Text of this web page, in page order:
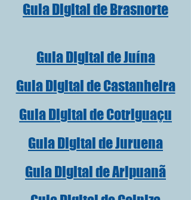
Guia Digital de Brasnorte
Guia Digital de Juína
Guia Digital de Castanheira
Guia Digital de Cotriguaçu
Guia Digital de Juruena
Guia Digital de Aripuanã